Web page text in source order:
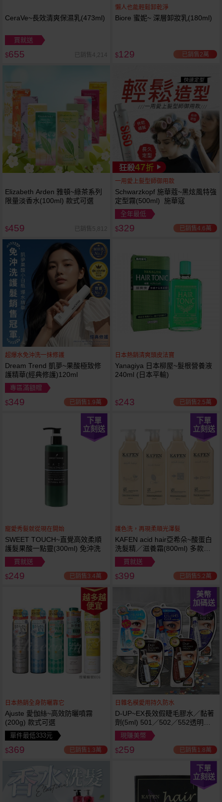
CeraVe~長效清爽保濕乳(473ml)
買就送
$655 已銷售4,214
懶人也能輕鬆卸乾淨
Biore 蜜妮~ 深層卸妝乳(180ml)
$129 已銷售2萬
Elizabeth Arden 雅頓~綠茶系列
限量淡香水(100ml) 款式可選
$459 已銷售5,812
狂殺47折
一用愛上髮型師御用款
Schwarzkopf 施華蔻~黑炫風特強
定型霧(500ml) 施華寇
全年最低
$329 已銷售4.6萬
超爆水免沖洗一抹修護
Dream Trend 凱夢~果酸極致修
護精華(經典修護)120ml
專區滿額贈
$349 已銷售1.9萬
日本熱銷清爽頭皮法寶
Yanagiya 日本柳屋~髮根營養液
240ml (日本平輸)
$243 已銷售2.5萬
下單
立刻送
寵愛秀髮就從現在開始
SWEET TOUCH~直覺高效柔順
護髮果酸一點靈(300ml) 免沖洗
買就送
$249 已銷售3.4萬
下單
立刻送
護色洗，再現柔順光澤髮
KAFEN acid hair亞希朵~酸蛋白
洗髮精／滋養霜(800ml) 多款可
選
買就送
$399 已銷售5.2萬
越多越
便宜
日本熱銷全身防曬靠它
Ajuste 愛伽絲~高效防曬噴霧
(200g) 款式可選
單件最低333元
$369 已銷售1.3萬
美幣
加碼送
日雜名模愛用持久防水
D-UP~EX長效假睫毛膠水／黏著
劑(5ml) 501／502／552透明／
553黑色／554咖啡色 款式可選
現賺美幣
$259 已銷售1.8萬
下單
立刻送